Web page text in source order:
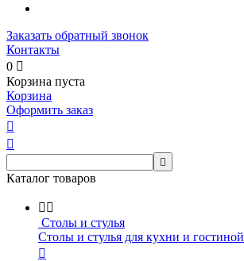
Заказать обратный звонок
Контакты
0 
Корзина пуста
Корзина
Оформить заказ



Каталог товаров
 
Столы и стулья
Столы и стулья для кухни и гостиной
